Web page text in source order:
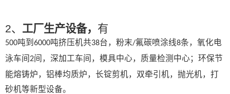
2、 工厂生产设备， 有
500吨到 6000吨挤压机共38台，粉末/氟碳喷涂线8条，氧化电
泳车间2间，深加工车间，模具中心，质量检测中心；环保节
能熔铸炉，铝棒均质炉，长锭剪机，双牵引机，抛光机，打
砂机等新型设备。